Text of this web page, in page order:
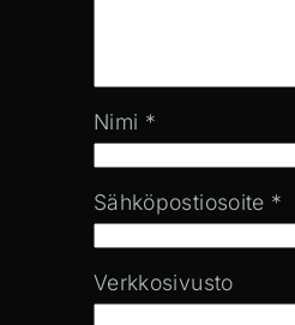
Nimi *
Sähköpostiosoite *
Verkkosivusto